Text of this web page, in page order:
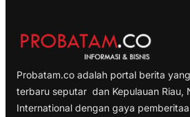
Probatam.co adalah portal berita
terbaru seputar dan Kepulauan Riau,
International dengan gaya